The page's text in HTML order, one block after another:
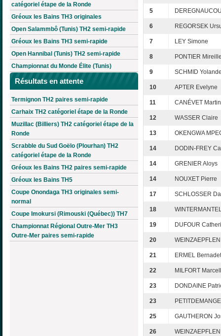
catégoriel étape de la Ronde
Gréoux les Bains TH3 originales
Open Salammbô (Tunis) TH2 semi-rapide
Gréoux les Bains TH3 semi-rapide
Open Hannibal (Tunis) TH2 semi-rapide
Championnat du Monde Élite (Tunis)
Résultats en attente
Termignon TH2 paires semi-rapide
Carhaix TH2 catégoriel étape de la Ronde
Muzillac (Billiers) TH2 catégoriel étape de la
Ronde
Scrabble du Sud Goëlo (Plourhan) TH2
catégoriel étape de la Ronde
Gréoux les Bains TH2 paires semi-rapide
Gréoux les Bains TH5
Coupe Onondaga TH3 originales semi-
normal
Coupe Imokursi (Rimouski (Québec)) TH7
Championnat Régional Outre-Mer TH3
Outre-Mer paires semi-rapide
5
6 REGORSEK
7 LEY Simone
8 PONTIER
9 SCHMID
10 APTER Evelyne
11 CANÉVET
12 WASSER Claire
13 OKENGWA
14 DODIN-FREY
14 GRENIER Aloys
14 NOUXET Pierre
17 SCHLOSSER
18
19 DUFOUR
20
21 ERMEL
22 MILFORT
23 DONDAINE
23
25 GAUTHERON
26